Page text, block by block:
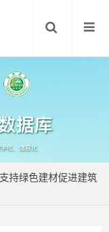
持绿色建材促进建筑